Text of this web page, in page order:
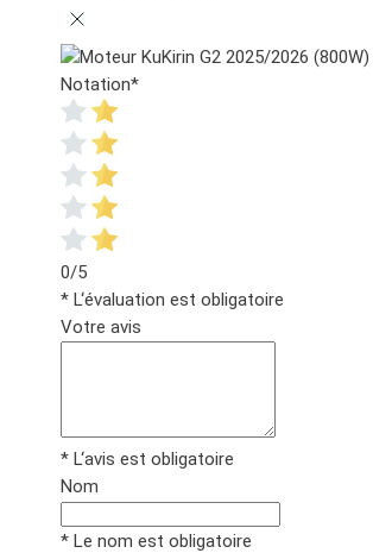
Notation*
0/5
* L‘évaluation est obligatoire
Votre avis
* L‘avis est obligatoire
Nom
* Le nom est obligatoire